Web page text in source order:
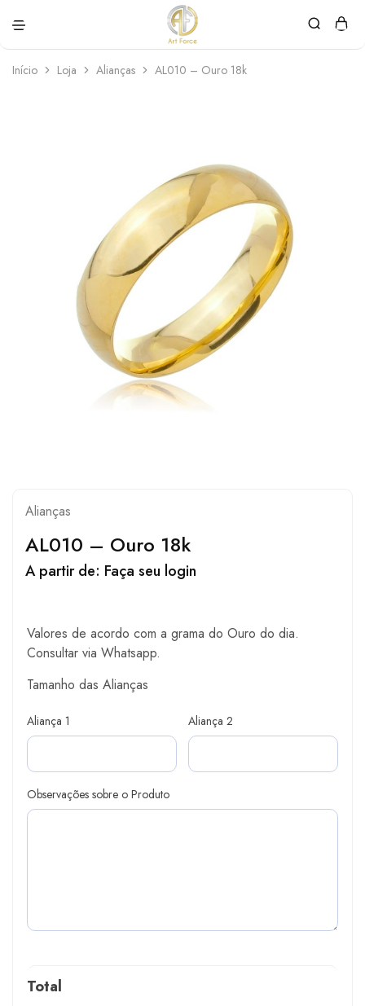
Force
personalizadas
Início Loja Alianças AL010 – Ouro 18k
Alianças
AL010 – Ouro 18k
A partir de: Faça seu login
Valores de acordo com a grama do Ouro do dia.
Consultar via Whatsapp.
Tamanho das Alianças
Aliança 1 Aliança 2
Observações sobre o Produto
Total